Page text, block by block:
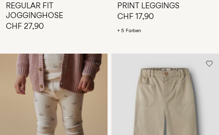
REGULAR FIT
JOGGINGHOSE
CHF 27,90
PRINT LEGGINGS
CHF 17,90
+ 5 Farben